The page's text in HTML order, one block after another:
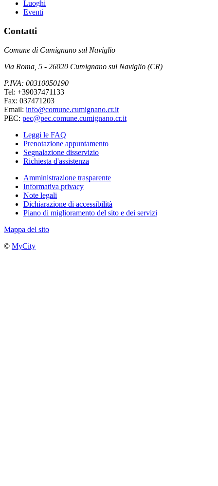
Luoghi
Eventi
Contatti
Comune di Cumignano sul Naviglio
Via Roma, 5 - 26020 Cumignano sul Naviglio (CR)
P.IVA: 00310050190
Tel: +39037471133
Fax: 037471203
Email: info@comune.cumignano.cr.it
PEC: pec@pec.comune.cumignano.cr.it
Leggi le FAQ
Prenotazione appuntamento
Segnalazione disservizio
Richiesta d'assistenza
Amministrazione trasparente
Informativa privacy
Note legali
Dichiarazione di accessibilità
Piano di miglioramento del sito e dei servizi
Mappa del sito
© MyCity